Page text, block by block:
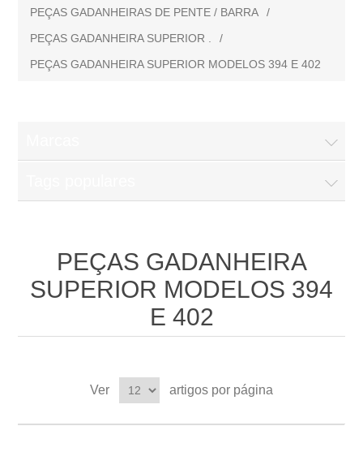
PEÇAS GADANHEIRAS DE PENTE / BARRA
/
PEÇAS GADANHEIRA SUPERIOR .
/
PEÇAS GADANHEIRA SUPERIOR MODELOS 394 E 402
PEÇAS GADANHEIRA
SUPERIOR MODELOS 394
E 402
Ver artigos por página